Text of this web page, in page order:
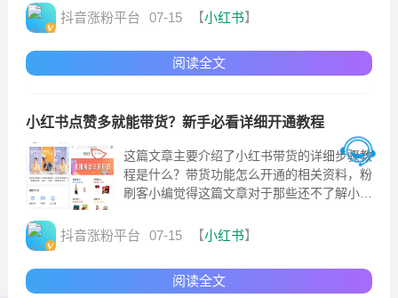
变心态，积极面对
抖音涨粉平台 07-15 【小红书】
阅读全文
小红书点赞多就能带货？新手必看详细开通教程
这篇文章主要介绍了小红书带货的详细步骤教
程是什么？带货功能怎么开通的相关资料，粉
刷客小编觉得这篇文章对于那些还不了解小红
有
抖音涨粉平台 07-15 【小红书】
阅读全文